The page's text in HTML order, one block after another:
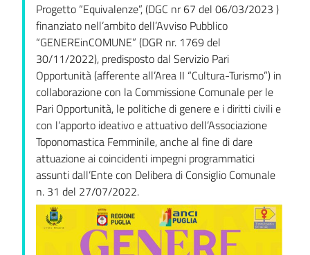
Progetto “Equivalenze”, (DGC nr 67 del 06/03/2023 )
finanziato nell’ambito dell’Avviso Pubblico
“GENEREinCOMUNE” (DGR nr. 1769 del
30/11/2022), predisposto dal Servizio Pari
Opportunità (afferente all’Area II “Cultura-Turismo”) in
collaborazione con la Commissione Comunale per le
Pari Opportunità, le politiche di genere e i diritti civili e
con l’apporto ideativo e attuativo dell’Associazione
Toponomastica Femminile, anche al fine di dare
attuazione ai coincidenti impegni programmatici
assunti dall’Ente con Delibera di Consiglio Comunale
n. 31 del 27/07/2022.